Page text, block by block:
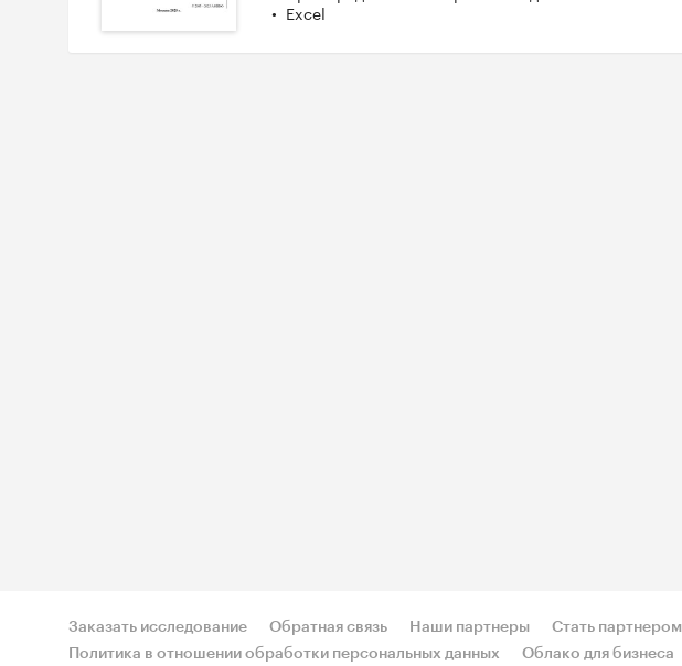
Excel
Заказать исследование Обратная связь Наши партнеры Стать партнером
Политика в отношении обработки персональных данных
Облако для бизнеса